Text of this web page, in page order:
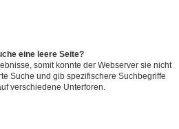
eine leere Seite?
somit konnte der Webserver sie nicht
Suche und gib spezifischere Suchbegriffe
verschiedene Unterforen.